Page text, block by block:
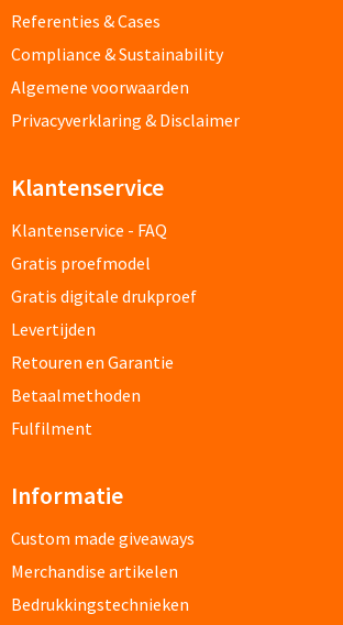
Custom made caps
Custom made zonnehoedjes
Custom made bandana's
Custom made sokken
Custom made mutsen & sjaals
Mutsen bedrukken
Sjaals bedrukken
Bandana's & Hoofdbanden bedrukken
Wintersets bedrukken
Handschoenen bedrukken
Referenties & Cases
Compliance & Sustainability
Algemene voorwaarden
Privacyverklaring & Disclaimer
Klantenservice
Klantenservice - FAQ
Gratis proefmodel
Gratis digitale drukproef
Levertijden
Retouren en Garantie
Betaalmethoden
Fulfilment
Informatie
Custom made giveaways
Merchandise artikelen
Bedrukkingstechnieken